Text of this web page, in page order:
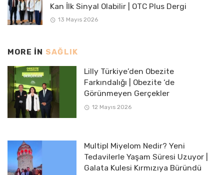
Kan İlk Sinyal Olabilir | OTC Plus Dergi
13 Mayıs 2026
MORE IN SAĞLIK
Lilly Türkiye’den Obezite
Farkındalığı | Obezite ‘de
Görünmeyen Gerçekler
12 Mayıs 2026
Multipl Miyelom Nedir? Yeni
Tedavilerle Yaşam Süresi Uzuyor |
Galata Kulesi Kırmızıya Büründü